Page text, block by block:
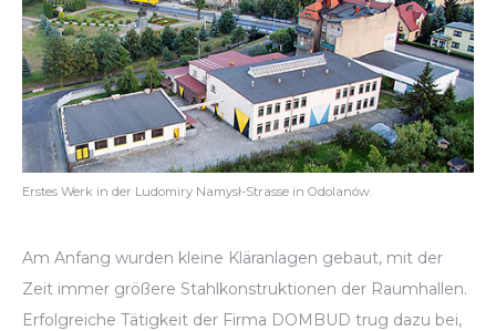
Erstes Werk in der Ludomiry Namysł-Strasse in Odolanów.
Am Anfang wurden kleine Kläranlagen gebaut, mit der
Zeit immer größere Stahlkonstruktionen der Raumhallen.
Erfolgreiche Tätigkeit der Firma DOMBUD trug dazu bei,